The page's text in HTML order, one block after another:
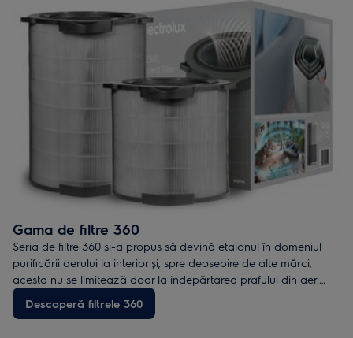
Gama de filtre 360
Seria de filtre 360 și-a propus să devină etalonul în domeniul
purificării aerului la interior și, spre deosebire de alte mărci,
acesta nu se limitează doar la îndepărtarea prafului din aer.
Filtrul este proiectat pentru circularea debitelor mari de aer, dar
în mod silenţios. Fiecare filtru este prevăzut cu tehnologie
Descoperă filtrele 360